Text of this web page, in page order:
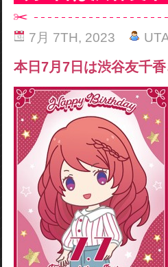
7月 7TH, 2023
本日7月7日は渋谷友千